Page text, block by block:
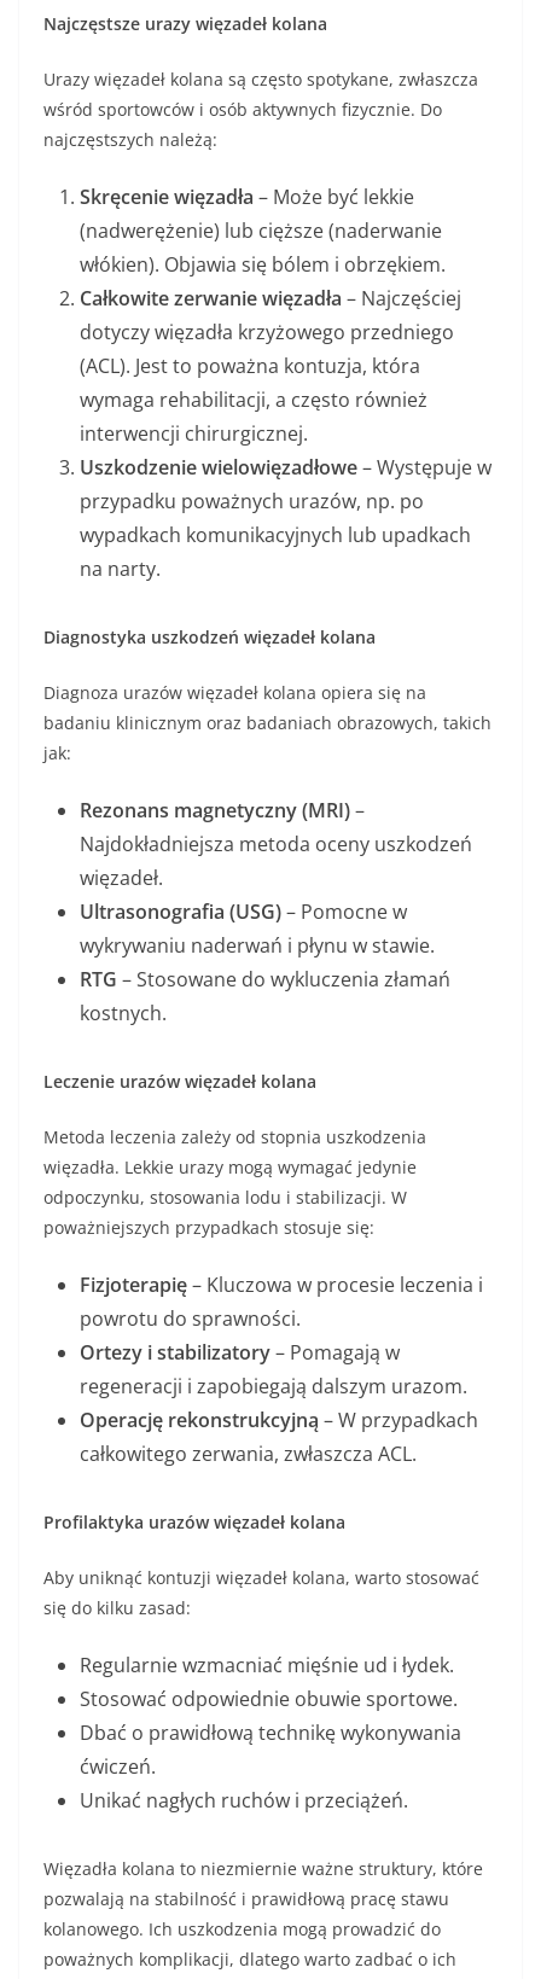
Najczęstsze urazy więzadeł kolana
Urazy więzadeł kolana są często spotykane, zwłaszcza
wśród sportowców i osób aktywnych fizycznie. Do
najczęstszych należą:
Skręcenie więzadła – Może być lekkie
(nadwerężenie) lub cięższe (naderwanie
włókien). Objawia się bólem i obrzękiem.
Całkowite zerwanie więzadła – Najczęściej
dotyczy więzadła krzyżowego przedniego
(ACL). Jest to poważna kontuzja, która
wymaga rehabilitacji, a często również
interwencji chirurgicznej.
Uszkodzenie wielowięzadłowe– Występuje w
przypadku poważnych urazów, np. po
wypadkach komunikacyjnych lub upadkach
na narty.
Diagnostyka uszkodzeń więzadeł kolana
Diagnoza urazów więzadeł kolana opiera się na
badaniu klinicznym oraz badaniach obrazowych, takich
jak:
Rezonans magnetyczny (MRI)–
Najdokładniejsza metoda oceny uszkodzeń
więzadeł.
Ultrasonografia (USG)– Pomocne w
wykrywaniu naderwań i płynu w stawie.
RTG – Stosowane do wykluczenia złamań
kostnych.
Leczenie urazów więzadeł kolana
Metoda leczenia zależy od stopnia uszkodzenia
więzadła. Lekkie urazy mogą wymagać jedynie
odpoczynku, stosowania lodu i stabilizacji. W
poważniejszych przypadkach stosuje się:
Fizjoterapię– Kluczowa w procesie leczenia i
powrotu do sprawności.
Ortezy i stabilizatory– Pomagają w
regeneracji i zapobiegają dalszym urazom.
Operację rekonstrukcyjną – W przypadkach
całkowitego zerwania, zwłaszcza ACL.
Profilaktyka urazów więzadeł kolana
Aby uniknąć kontuzji więzadeł kolana, warto stosować
się do kilku zasad:
Regularnie wzmacniać mięśnie ud i łydek.
Stosować odpowiednie obuwie sportowe.
Dbać o prawidłową technikę wykonywania
ćwiczeń.
Unikać nagłych ruchów i przeciążeń.
Więzadła kolana to niezmiernie ważne struktury, które
pozwalają na stabilność i prawidłową pracę stawu
kolanowego. Ich uszkodzenia mogą prowadzić do
poważnych komplikacji, dlatego warto zadbać o ich